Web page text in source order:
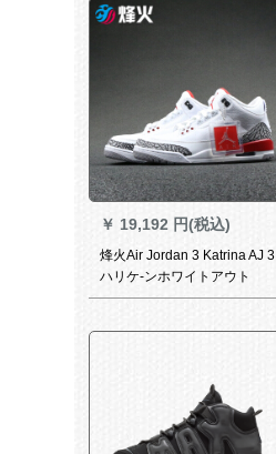
￥ 19,192 円(税込)
烽火Air Jordan 3 Katrina AJ 3
ハリケ-ンホワイトアウト
136064 398614 116 1366煙